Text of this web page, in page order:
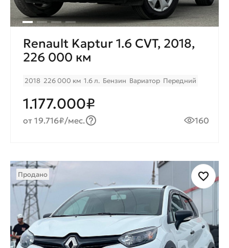
Renault Kaptur 1.6 CVT, 2018,
226 000 км
2018 226 000 км 1.6 л. Бензин Вариатор Передний
1.177.000₽
от 19.716₽/мес. 160
Продано